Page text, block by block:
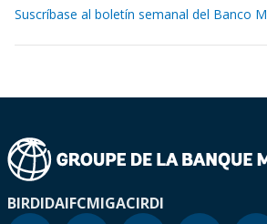
Suscríbase al boletín semanal del Banco
BIRDIDAIFCMIGACIRDI